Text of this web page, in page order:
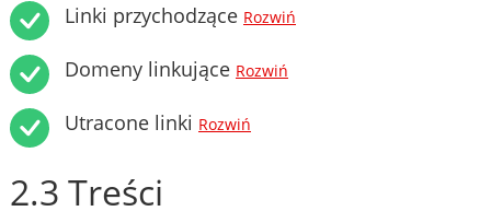
Linki przychodzące Rozwiń
Domeny linkujące Rozwiń
Utracone linki Rozwiń
2.3 Treści